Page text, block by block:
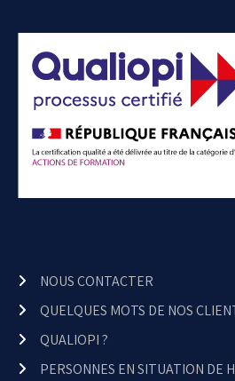
NOUS CONTACTER
QUELQUES MOTS DE NOS
QUALIOPI ?
PERSONNES EN SITUATION DE